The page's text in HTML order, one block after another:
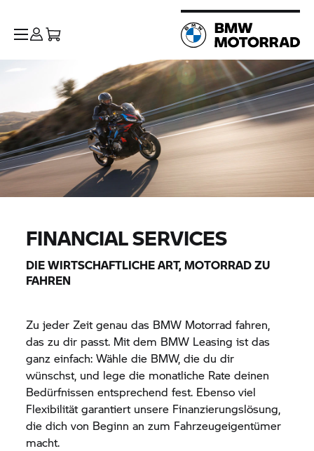
FINANCIAL SERVICES
DIE WIRTSCHAFTLICHE ART, MOTORRAD ZU
FAHREN
Zu jeder Zeit genau das BMW Motorrad fahren,
das zu dir passt. Mit dem BMW Leasing ist das
ganz einfach: Wähle die BMW, die du dir
wünschst, und lege die monatliche Rate deinen
Bedürfnissen entsprechend fest. Ebenso viel
Flexibilität garantiert unsere Finanzierungslösung,
die dich von Beginn an zum Fahrzeugeigentümer
macht.